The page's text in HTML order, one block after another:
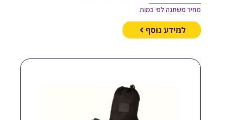
משתנה לפי כמות
למידע נוסף